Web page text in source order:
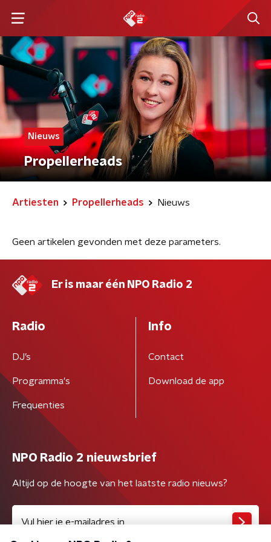
Nieuws
Propellerheads
Artiesten Propellerheads Nieuws
Geen artikelen gevonden met deze parameters.
Er is maar één NPO Radio 2
Radio
DJ’s
Programma's
Frequenties
Info
Contact
Download de app
NPO Radio 2 nieuwsbrief
Altijd op de hoogte van het laatste radio nieuws?